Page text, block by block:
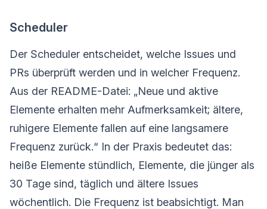
Scheduler
Der Scheduler entscheidet, welche Issues und
PRs überprüft werden und in welcher Frequenz.
Aus der README-Datei: „Neue und aktive
Elemente erhalten mehr Aufmerksamkeit; ältere,
ruhigere Elemente fallen auf eine langsamere
Frequenz zurück.“ In der Praxis bedeutet das:
heiße Elemente stündlich, Elemente, die jünger als
30 Tage sind, täglich und ältere Issues
wöchentlich. Die Frequenz ist beabsichtigt. Man